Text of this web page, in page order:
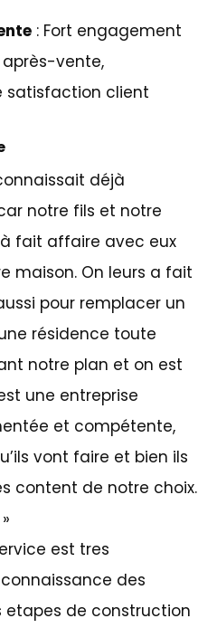
: Fort engagement
vente,
satisfaction client
déjà
car notre fils et notre
fait affaire avec eux
maison. On leurs a fait
pour remplacer un
résidence toute
notre plan et on est
une entreprise
et compétente,
vont faire et bien ils
content de notre choix.
»
est tres
des
etapes de construction